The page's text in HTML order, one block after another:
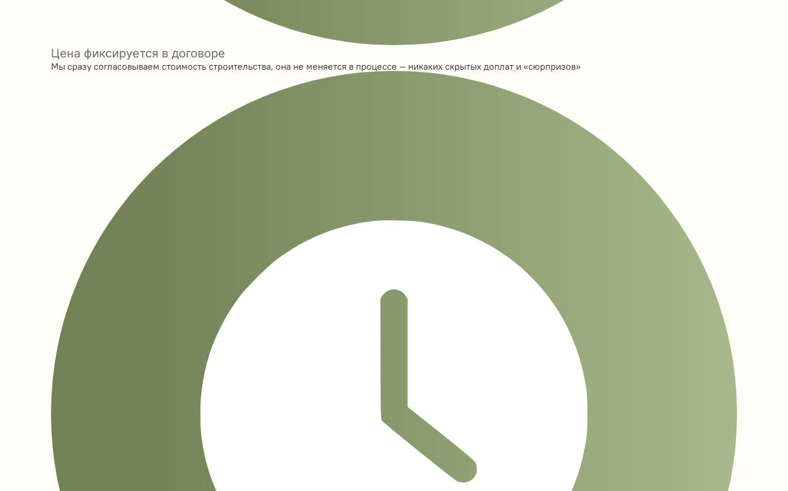
Цена фиксируется в договоре
Мы сразу согласовываем стоимость строительства, она не меняется в процессе — никаких скрытых доплат и «сюрпризов»